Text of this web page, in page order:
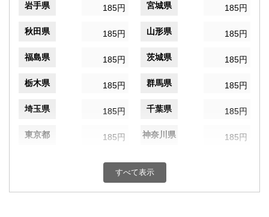
岩手県 185円 宮城県 185円
秋田県 185円 山形県 185円
福島県 185円 茨城県 185円
栃木県 185円 群馬県 185円
埼玉県 185円 千葉県 185円
東京都 185円 神奈川県 185円
185円 富山県
すべて表示